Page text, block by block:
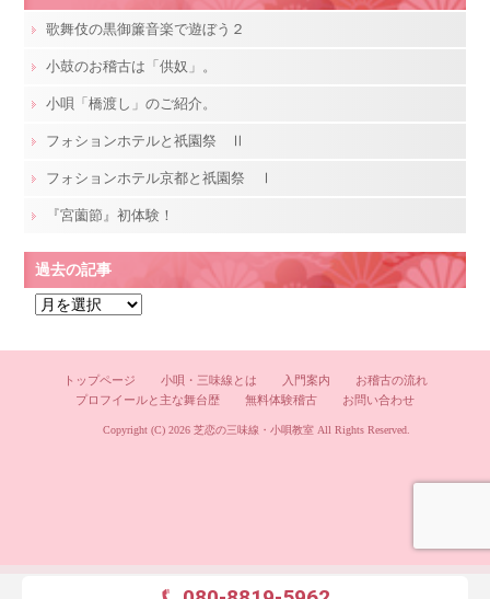
歌舞伎の黒御簾音楽で遊ぼう２
小鼓のお稽古は「供奴」。
小唄「橋渡し」のご紹介。
フォションホテルと祇園祭 Ⅱ
フォションホテル京都と祇園祭 Ⅰ
『宮薗節』初体験！
過去の記事
の
トップページ 小唄・三味線とは 入門案内
お稽古の流れ
プロフイールと主な舞台歴
無料体験稽古 お問い合わせ
Copyright (C) 2026 芝恋の三味線・小唄教室All Rights Reserved.